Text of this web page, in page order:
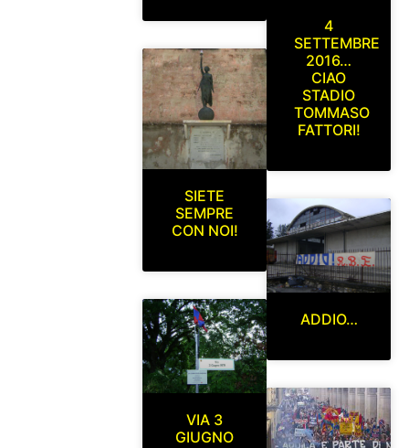
SIETE
SEMPRE
CON NOI!
VIA 3
GIUGNO
4
SETTEMBRE
2016…
CIAO
STADIO
TOMMASO
FATTORI!
ADDIO…